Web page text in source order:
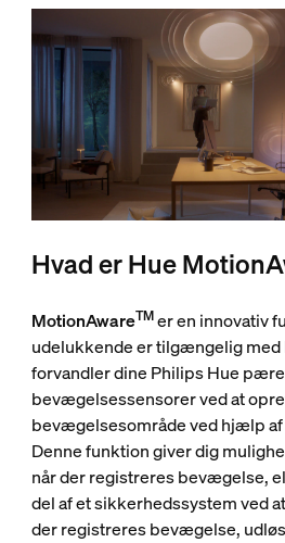
Hvad er Hue
MotionAwareTMer en innovativ
udelukkende er tilgængelig med
forvandler dine Philips Hue
bevægelsessensorer ved at
bevægelsesområde ved hjælp af
Denne funktion giver dig
når der registreres bevægelse,
del af et sikkerhedssystem ved
der registreres bevægelse,